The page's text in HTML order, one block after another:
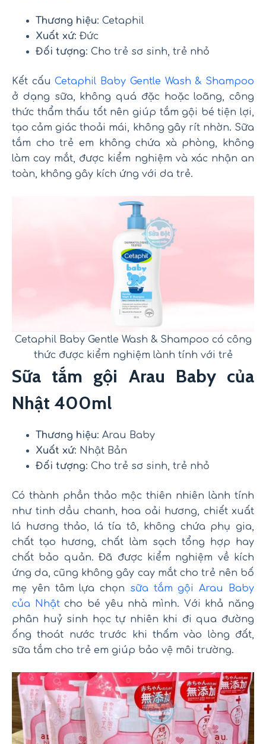
Thương hiệu: Cetaphil
Xuất xứ: Đức
Đối tượng: Cho trẻ sơ sinh, trẻ nhỏ
Kết cấuCetaphil Baby Gentle Wash & Shampoo
ở dạng sữa, không quá đặc hoặc loãng, công
thức thẩm thấu tốt nên giúp tắm gội bé tiện lợi,
tạo cảm giác thoải mái, không gây rít nhờn. Sữa
tắm cho trẻ em không chứa xà phòng, không
làm cay mắt, được kiểm nghiệm và xác nhận an
toàn, không gây kích ứng với da trẻ.
Cetaphil Baby Gentle Wash & Shampoo có công
thức được kiểm nghiệm lành tính với trẻ
Sữa tắm gội Arau Baby của
Nhật 400ml
Thương hiệu: Arau Baby
Xuất xứ: Nhật Bản
Đối tượng: Cho trẻ sơ sinh, trẻ nhỏ
Có thành phần thảo mộc thiên nhiên lành tính
như tinh dầu chanh, hoa oải hương, chiết xuất
lá hương thảo, lá tía tô, không chứa phụ gia,
chất tạo hương, chất làm sạch tổng hợp hay
chất bảo quản. Đã được kiểm nghiệm về kích
ứng da, cũng không gây cay mắt cho trẻ nên bố
mẹ yên tâm lựa chọn sữa tắm gội Arau Baby
của Nhậtcho bé yêu nhà mình. Với khả năng
phân huỷ sinh học tự nhiên khi đi qua đường
ống thoát nước trước khi thấm vào lòng đất,
sữa tắm cho trẻ em giúp bảo vệ môi trường.